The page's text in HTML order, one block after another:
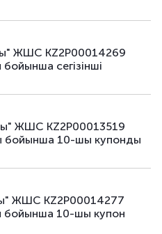
ЖШС KZ2P00014269
бойынша сегiзiншi
ЖШС KZ2P00013519
бойынша 10-шы купонды
ЖШС KZ2P00014277
бойынша 10-шы купон